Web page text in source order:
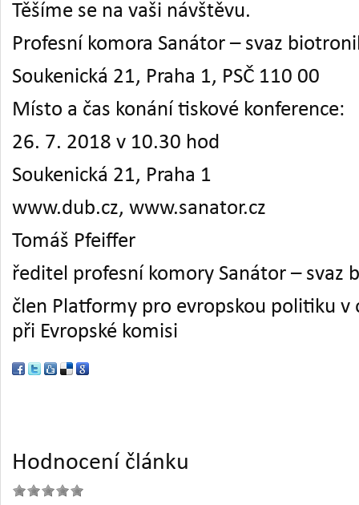
Těšíme se na vaši návštěvu.
Profesní komora Sanátor – svaz
Soukenická 21, Praha 1, PSČ 110 00
Místo a čas konání tiskové konference:
26. 7. 2018 v 10.30 hod
Soukenická 21, Praha 1
www.dub.cz, www.sanator.cz
Tomáš Pfeiffer
ředitel profesní komory Sanátor – svaz
člen Platformy pro evropskou politiku v
při Evropské komisi
Hodnocení článku